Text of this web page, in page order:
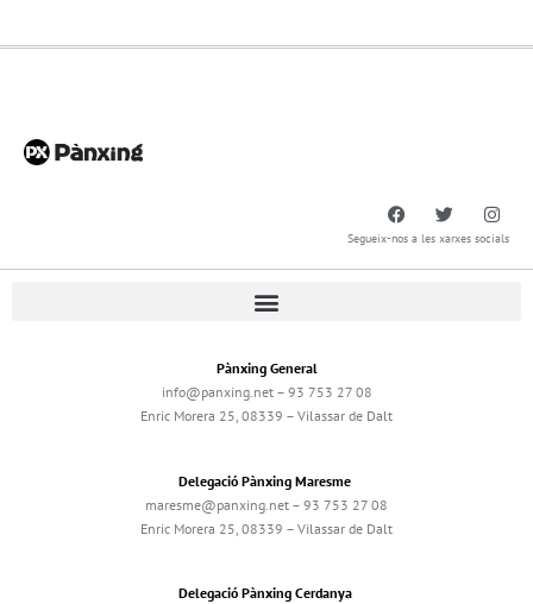
Segueix-nos a les xarxes socials
Pànxing General
info@panxing.net – 93 753 27 08
Enric Morera 25, 08339 – Vilassar de Dalt
Delegació Pànxing Maresme
maresme@panxing.net – 93 753 27 08
Enric Morera 25, 08339 – Vilassar de Dalt
Delegació Pànxing Cerdanya